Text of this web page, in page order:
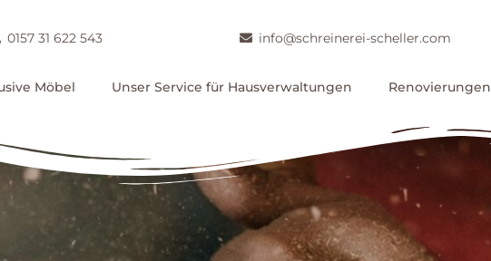
0157 31 622 543 info@schreinerei-scheller.com
Möbel Unser Service für Hausverwaltungen Renovierungen